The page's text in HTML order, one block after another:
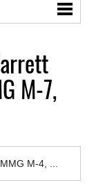
M-7,